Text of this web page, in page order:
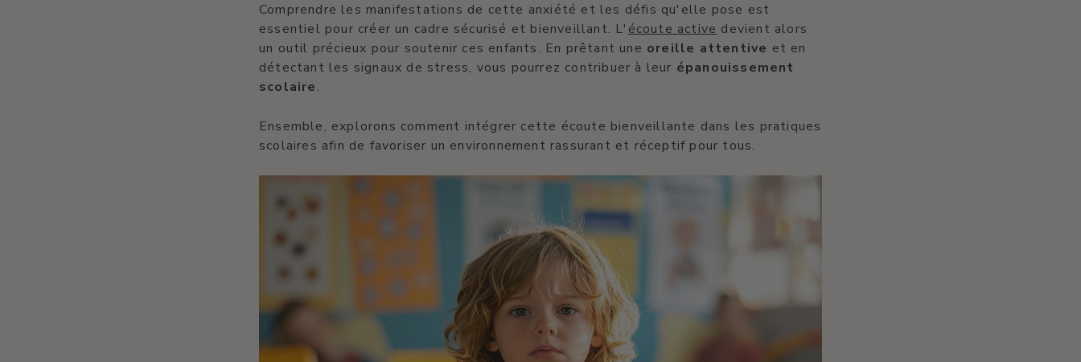
Comprendre les manifestations de cette anxiété et les défis qu'elle pose est
essentiel pour créer un cadre sécurisé et bienveillant. L' écoute active devient alors
un outil précieux pour soutenir ces enfants. En prêtant une oreille attentive et en
détectant les signaux de stress, vous pourrez contribuer à leur épanouissement
scolaire.
Ensemble, explorons comment intégrer cette écoute bienveillante dans les pratiques
scolaires afin de favoriser un environnement rassurant et réceptif pour tous.